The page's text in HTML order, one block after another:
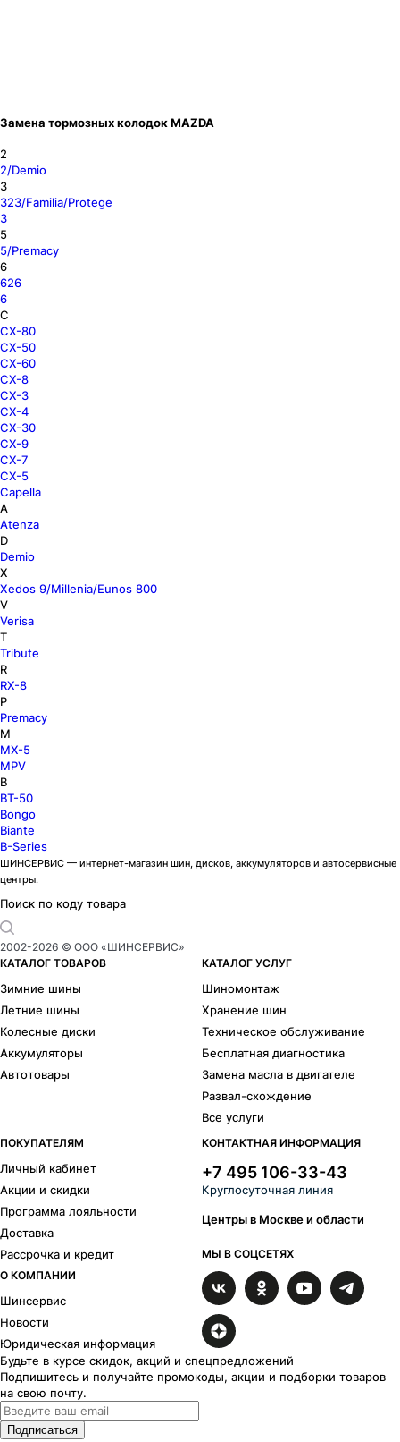
Замена тормозных колодок MAZDA
2
2/Demio
3
323/Familia/Protege
3
5
5/Premacy
6
626
6
C
CX-80
CX-50
CX-60
CX-8
CX-3
CX-4
CX-30
CX-9
CX-7
CX-5
Capella
A
Atenza
D
Demio
X
Xedos 9/Millenia/Eunos 800
V
Verisa
T
Tribute
R
RX-8
P
Premacy
M
MX-5
MPV
B
BT-50
Bongo
Biante
B-Series
ШИНСЕРВИС — интернет-магазин шин, дисков, аккумуляторов и автосервисные
центры.
Поиск по коду товара
2002-2026 © ООО «ШИНСЕРВИС»
КАТАЛОГ ТОВАРОВ
Зимние шины
Летние шины
Колесные диски
Аккумуляторы
Автотовары
КАТАЛОГ УСЛУГ
Шиномонтаж
Хранение шин
Техническое обслуживание
Бесплатная диагностика
Замена масла в двигателе
Развал-схождение
Все услуги
ПОКУПАТЕЛЯМ
Личный кабинет
Акции и скидки
Программа лояльности
Доставка
Рассрочка и кредит
О КОМПАНИИ
Шинсервис
Новости
Юридическая информация
КОНТАКТНАЯ ИНФОРМАЦИЯ
+7 495 106-33-43
Круглосуточная линия
Центры в Москве и области
МЫ В СОЦСЕТЯХ
Будьте в курсе скидок, акций и спецпредложений
Подпишитесь и получайте промокоды, акции и подборки товаров
на свою почту.
Подписаться